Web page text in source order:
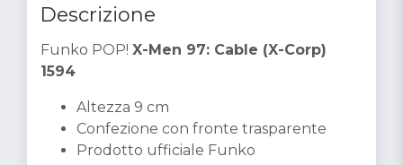
Descrizione
Funko POP! X-Men 97: Cable (X-Corp)
1594
Altezza 9 cm
Confezione con fronte trasparente
Prodotto ufficiale Funko